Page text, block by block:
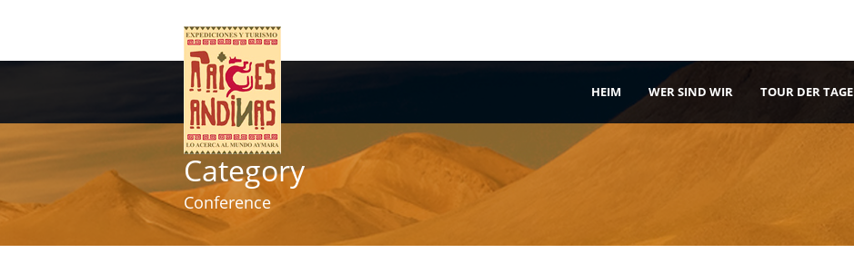
HEIM WER SIND WIR TOUR DER TAGE
Category
Conference